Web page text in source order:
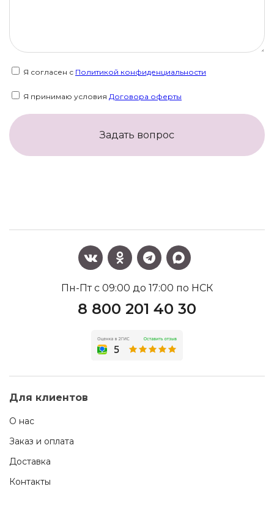
Я согласен с Политикой конфиденциальности
Я принимаю условия Договора оферты
Задать вопрос
Пн-Пт с 09:00 до 17:00 по НСК
8 800 201 40 30
Для клиентов
О нас
Заказ и оплата
Доставка
Контакты